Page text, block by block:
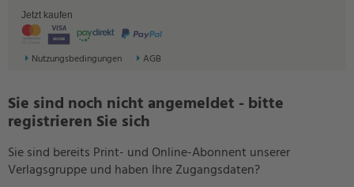
Jetzt kaufen
Nutzungsbedingungen AGB
Sie sind noch nicht angemeldet - bitte
registrieren Sie sich
Sie sind bereits Print- und Online-Abonnent unserer
Verlagsgruppe und haben Ihre Zugangsdaten?